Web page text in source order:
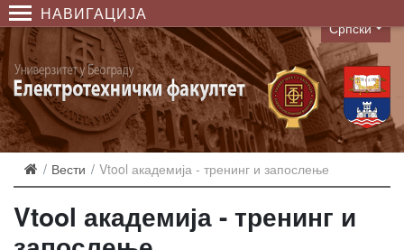
НАВИГАЦИЈА
Language
Српски
Вести Vtool академија - тренинг и запослење
Vtool академија - тренинг и